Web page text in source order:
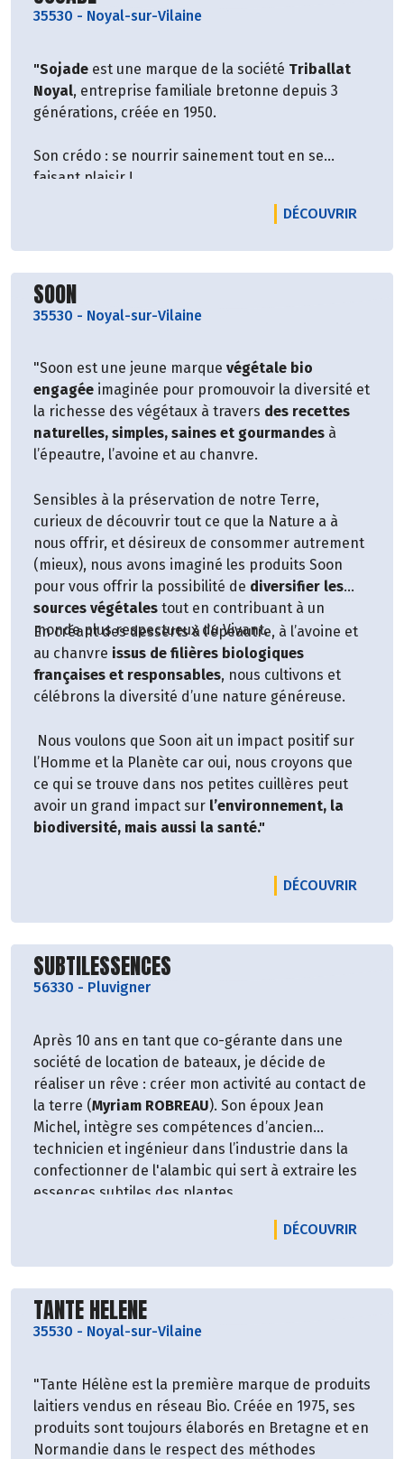
35530 - Noyal-sur-Vilaine
"Sojade est une marque de la société Triballat
Noyal, entreprise familiale bretonne depuis 3
générations, créée en 1950.
Son crédo : se nourrir sainement tout en se
faisant plaisir !
centre de l’alimentation. C’est pourquoiTriballat
Entourée de femmes et d’hommes engagés et
passionnés, Triballat Noyal crée la
du temps.
Sojade, un monde infini de gourmandises
végétales
A base de soja, de riz et de chanvre,
française pour enchanter vos papilles à chaque
bouchée !"
DÉCOUVRIR
Découvrir le producteur
SOON
35530 - Noyal-sur-Vilaine
"Soon est une jeune marque végétale bio
engagée imaginée pour promouvoir la diversité et
la richesse des végétaux à travers des recettes
naturelles, simples, saines et gourmandes à
l’épeautre, l’avoine et au chanvre.
Sensibles à la préservation de notre Terre,
curieux de découvrir tout ce que la Nature a à
nous offrir, et désireux de consommer autrement
(mieux), nous avons imaginé les produits Soon
pour vous offrir la possibilité de diversifier les
sources végétales tout en contribuant à un
monde plus respectueux du Vivant.
En créant des desserts à l’épeautre, à l’avoine et
au chanvre issus de filières biologiques
françaises et responsables, nous cultivons et
célébrons la diversité d’une nature généreuse.
Nous voulons que Soon ait un impact positif sur
l’Homme et la Planète car oui, nous croyons que
ce qui se trouve dans nos petites cuillères peut
avoir un grand impact sur l’environnement, la
biodiversité, mais aussi la santé."
DÉCOUVRIR
Découvrir le producteur
SUBTILESSENCES
56330 - Pluvigner
Après 10 ans en tant que co-gérante dans une
société de location de bateaux, je décide de
réaliser un rêve : créer mon activité au contact de
la terre (Myriam ROBREAU). Son époux Jean
Michel, intègre ses compétences d’ancien
technicien et ingénieur dans l’industrie dans la
confectionner de l'alambic qui sert à extraire les
essences subtiles des plantes.
On retrouve plusieurs Hydrolats dans les Bio Golfe
calendula...
DÉCOUVRIR
Découvrir le producteur
TANTE HELENE
35530 - Noyal-sur-Vilaine
"Tante Hélène est la première marque de produits
laitiers vendus en réseau Bio. Créée en 1975, ses
produits sont toujours élaborés en Bretagne et en
Normandie dans le respect des méthodes